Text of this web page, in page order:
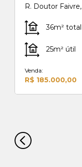
R. Doutor
36m² total
25m² útil
Venda:
R$ 185.000,00